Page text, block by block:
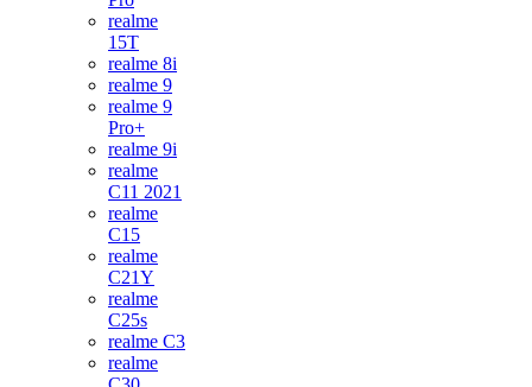
realme
15T
realme 8i
realme 9
realme 9
Pro+
realme 9i
realme
C11 2021
realme
C15
realme
C21Y
realme
C25s
realme C3
realme